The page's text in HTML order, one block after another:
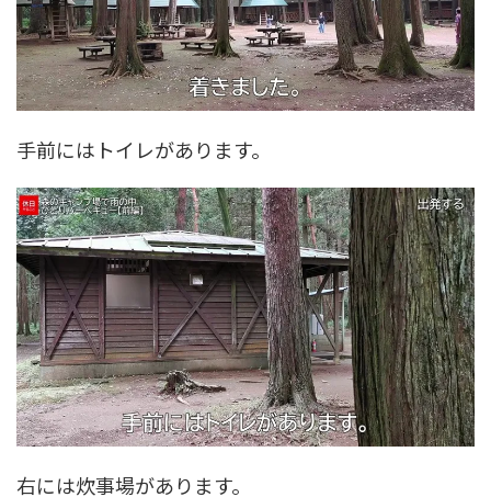
手前にはトイレがあります。
右には炊事場があります。